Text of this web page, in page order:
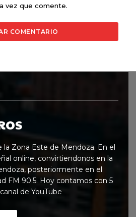
vez que comente.
Zona Este de Mendoza. En el
online, convirtiendonos en la
posteriormente en el
FM 90.5. Hoy contamos con 5
de YouTube